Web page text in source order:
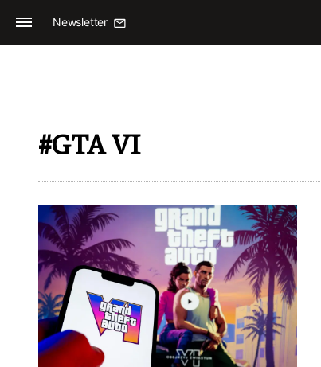
Newsletter
#GTA VI